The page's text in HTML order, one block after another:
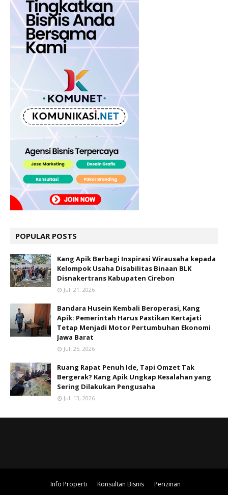
POPULAR POSTS
Kang Apik Berbagi Inspirasi Wirausaha kepada
Kelompok Usaha Disabilitas Binaan BLK
Disnakertrans Kabupaten Cirebon
Juli 21, 2026
Bandara Husein Kembali Beroperasi, Kang
Apik: Pemerintah Harus Pastikan Kertajati
Tetap Menjadi Motor Pertumbuhan Ekonomi
Jawa Barat
Juli 25, 2026
Ruang Rapat Penuh Ide, Tapi Omzet Tak
Bergerak? Kang Apik Ungkap Kesalahan yang
Sering Dilakukan Pengusaha
Juli 13, 2026
Info Properti Konsultan Bisnis Perizinan